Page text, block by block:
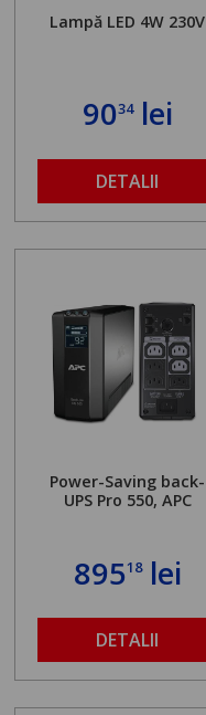
Lampă LED 4W 230V
9034lei
DETALII
Power-Saving back-
UPS Pro 550, APC
89518lei
DETALII